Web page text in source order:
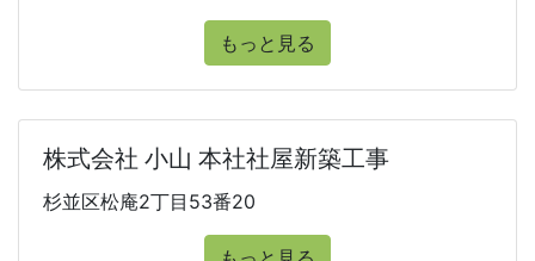
もっと見る
株式会社 小山 本社社屋新築工事
杉並区松庵2丁目53番20